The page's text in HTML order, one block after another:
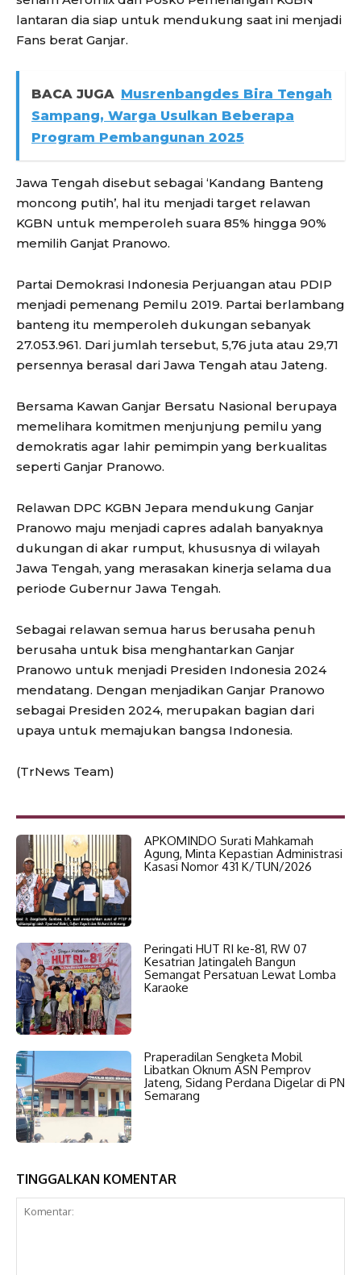
lantaran dia siap untuk mendukung saat ini menjadi
Fans berat Ganjar.
BACA JUGA Musrenbangdes Bira Tengah
Sampang, Warga Usulkan Beberapa
Program Pembangunan 2025
Jawa Tengah disebut sebagai ‘Kandang Banteng
moncong putih’, hal itu menjadi target relawan
KGBN untuk memperoleh suara 85% hingga 90%
memilih Ganjat Pranowo.
Partai Demokrasi Indonesia Perjuangan atau PDIP
menjadi pemenang Pemilu 2019. Partai berlambang
banteng itu memperoleh dukungan sebanyak
27.053.961. Dari jumlah tersebut, 5,76 juta atau 29,71
persennya berasal dari Jawa Tengah atau Jateng.
Bersama Kawan Ganjar Bersatu Nasional berupaya
memelihara komitmen menjunjung pemilu yang
demokratis agar lahir pemimpin yang berkualitas
seperti Ganjar Pranowo.
Relawan DPC KGBN Jepara mendukung Ganjar
Pranowo maju menjadi capres adalah banyaknya
dukungan di akar rumput, khususnya di wilayah
Jawa Tengah, yang merasakan kinerja selama dua
periode Gubernur Jawa Tengah.
Sebagai relawan semua harus berusaha penuh
berusaha untuk bisa menghantarkan Ganjar
Pranowo untuk menjadi Presiden Indonesia 2024
mendatang. Dengan menjadikan Ganjar Pranowo
sebagai Presiden 2024, merupakan bagian dari
upaya untuk memajukan bangsa Indonesia.
(TrNews Team)
APKOMINDO Surati Mahkamah
Agung, Minta Kepastian Administrasi
Kasasi Nomor 431 K/TUN/2026
Peringati HUT RI ke-81, RW 07
Kesatrian Jatingaleh Bangun
Semangat Persatuan Lewat Lomba
Karaoke
Praperadilan Sengketa Mobil
Libatkan Oknum ASN Pemprov
Jateng, Sidang Perdana Digelar di PN
Semarang
TINGGALKAN KOMENTAR